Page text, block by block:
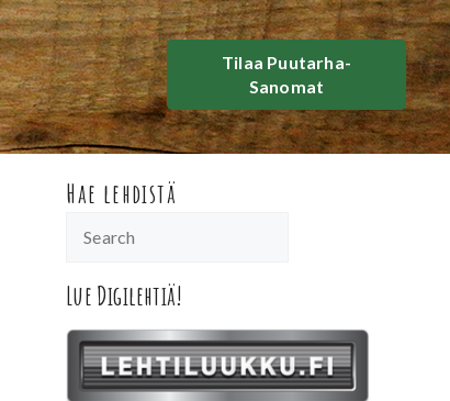
Tilaa Puutarha-
Sanomat
Hae lehdistä
Lue Digilehtiä!